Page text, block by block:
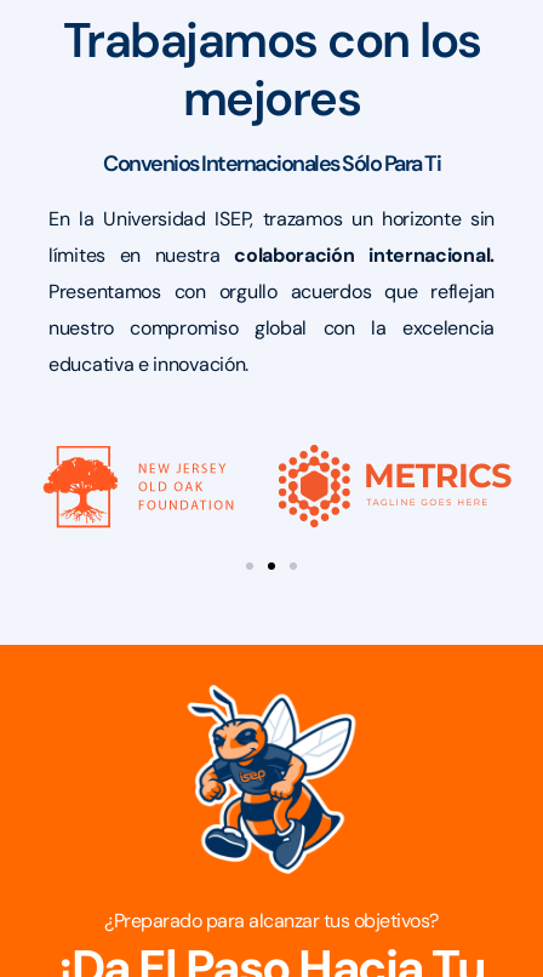
Trabajamos con los
mejores
Convenios Internacionales Sólo Para Ti
En la Universidad ISEP, trazamos un horizonte sin
límites en nuestracolaboración internacional.
Presentamos con orgullo acuerdos que reflejan
nuestro compromiso global con la excelencia
educativa e innovación.
¿Preparado para alcanzar tus objetivos?